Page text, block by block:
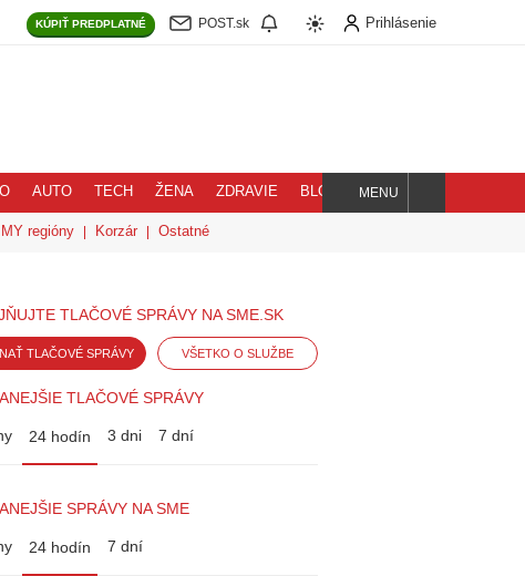
KÚPIŤ PREDPLATNÉ POST.sk Prihlásenie
AUTO TECH ŽENA ZDRAVIE BLOG
Hľadaj
MENU
MY regióny Korzár Ostatné
TLAČOVÉ SPRÁVY NA SME.SK
TLAČOVÉ SPRÁVY VŠETKO O SLUŽBE
TLAČOVÉ SPRÁVY
24 hodín 3 dni 7 dní
SPRÁVY NA SME
24 hodín 7 dní